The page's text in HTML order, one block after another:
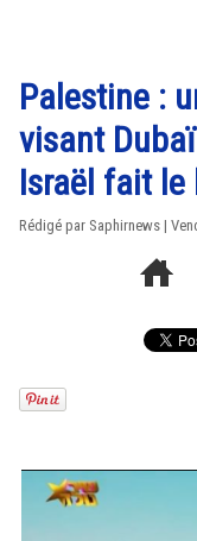
Palestine :
visant
Israël fait le
Rédigé par Saphirnews |